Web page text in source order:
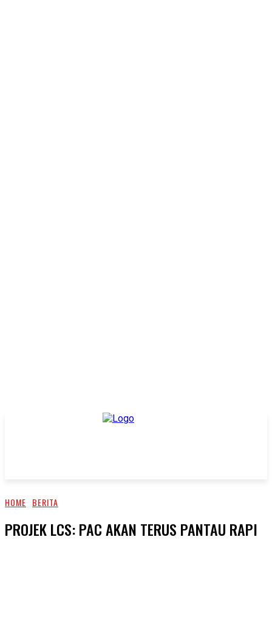
HOME BERITA
PROJEK LCS: PAC AKAN TERUS PANTAU RAPI